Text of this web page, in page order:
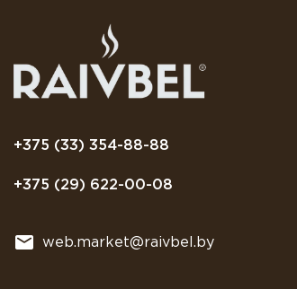
+375 (33) 354-88-88
+375 (29) 622-00-08
web.market@raivbel.by